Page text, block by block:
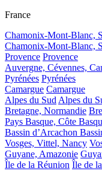
France
Chamonix-Mont-Blanc,
Chamonix-Mont-Blanc,
Provence Provence
Auvergne, Cévennes,
Pyrénées Pyrénées
Camargue Camargue
Alpes du Sud Alpes du
Bretagne, Normandie
Pays Basque, Côte
Bassin d’Arcachon
Vosges, Vittel, Nancy
Guyane, Amazonie
Île de la Réunion Île de